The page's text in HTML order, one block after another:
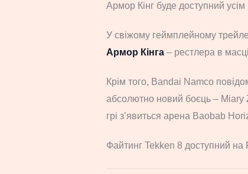
Армор Кінг буде доступний
У свіжому геймплейному
Армор Кінга – рестлера в
Крім того, Bandai Namco
абсолютно новий боєць – Miary
грі з’явиться арена Baobab
Файтинг Tekken 8 доступний на